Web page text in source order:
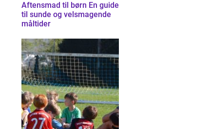
Aftensmad til børn En guide
til sunde og velsmagende
måltider